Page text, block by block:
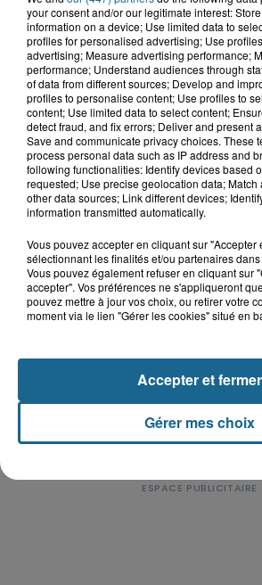
6 août 2026
Dunkerque : dix
9 000 km pour
6 août 2026
Blendecques : le
ans qui s'était noyé
your consent and/or our legitimate interest:
information on a device; Use limited data to
profiles for personalised advertising; Use
advertising; Measure advertising performance;
performance; Understand audiences through
of data from different sources; Develop and
profiles to personalise content; Use profiles to
content; Use limited data to select content;
detect fraud, and fix errors; Deliver and present
Save and communicate privacy choices. These
process personal data such as IP address and
following functionalities: Identify devices based
requested; Use precise geolocation data;
other data sources; Link different devices;
information transmitted automatically.
Vous pouvez accepter en cliquant sur "Accepter
sélectionnant les finalités et/ou partenaires
Vous pouvez également refuser en cliquant sur
accepter". Vos préférences ne s'appliqueront
pouvez mettre à jour vos choix, ou retirer votre
moment via le lien "Gérer les cookies" situé en
Gérer mes choix
Accepter et fermer